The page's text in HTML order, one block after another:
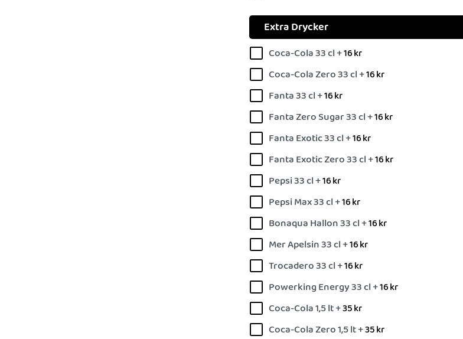
Extra Drycker
Coca-Cola 33 cl +16kr
Coca-Cola Zero 33 cl +16kr
Fanta 33 cl +16kr
Fanta Zero Sugar 33 cl +16kr
Fanta Exotic 33 cl +16kr
Fanta Exotic Zero 33 cl +16kr
Pepsi 33 cl +16kr
Pepsi Max 33 cl +16kr
Bonaqua Hallon 33 cl +16kr
Mer Apelsin 33 cl +16kr
Trocadero 33 cl +16kr
Powerking Energy 33 cl +16kr
Coca-Cola 1,5 lt +35kr
Coca-Cola Zero 1,5 lt +35kr